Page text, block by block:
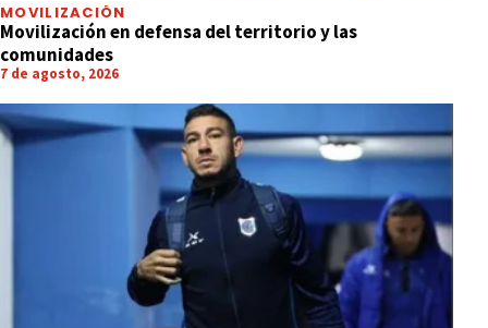
MOVILIZACIÓN
Movilización en defensa del territorio y las
comunidades
7 de agosto, 2026